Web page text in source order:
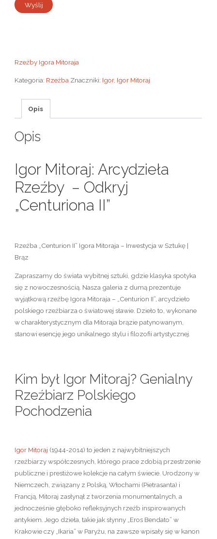
Rzeźby Igora Mitoraja
Kategoria: Rzeźba Znaczniki: Igor, Igor Mitoraj
Opis
Opis
Igor Mitoraj: Arcydzieła
Rzeźby – Odkryj
„Centuriona II”
Rzeźba „Centurion II” Igora Mitoraja – Inwestycja w Sztukę |
Brąz
Zapraszamy do świata wybitnej sztuki, gdzie klasyka spotyka
się z nowoczesnością. Nasza galeria z dumą prezentuje
wyjątkową rzeźbę Igora Mitoraja – „Centurion II”, arcydzieło
polskiego rzeźbiarza o światowej sławie. Dzieło to, wykonane
w charakterystycznym dla Mitoraja brązie patynowanym
stanowi esencję jego unikalnego stylu i filozofii artystycznej.
Kim był Igor Mitoraj? Genialny
Rzeźbiarz Polskiego
Pochodzenia
Igor Mitoraj (1944-2014) to jeden z najwybitniejszych
rzeźbiarzy współczesnych , którego prace zdobią przestrzenie
publiczne i prestiżowe kolekcje na całym świecie. Urodzony w
Niemczech, związany z Polską, Włochami (Pietrasanta) i
Francją, Mitoraj zasłynął z tworzenia monumentalnych, a
jednocześnie głęboko refleksyjnych rzeźb inspirowanych
antykiem . Jego dzieła, takie jak słynny „Eros Bendato” w
Krakowie czy „Ikaria” w Paryżu, na zawsze wpisały się w kanon